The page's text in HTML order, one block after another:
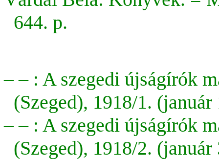
644. p.
– – : A szegedi újságírók
(Szeged), 1918/1. (január
– – : A szegedi újságírók
(Szeged), 1918/2. (január